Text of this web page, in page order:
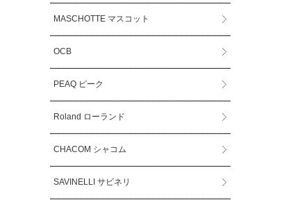
MASCHOTTE マスコット
OCB
PEAQ ピーク
Roland ローランド
CHACOM シャコム
SAVINELLI サビネリ